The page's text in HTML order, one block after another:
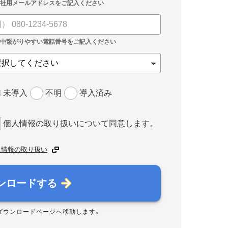
未導入 不明 導入済み
個人情報の取り扱いについて同意します。
報の取り扱い
ロードする
ウンロードページへ移動します。